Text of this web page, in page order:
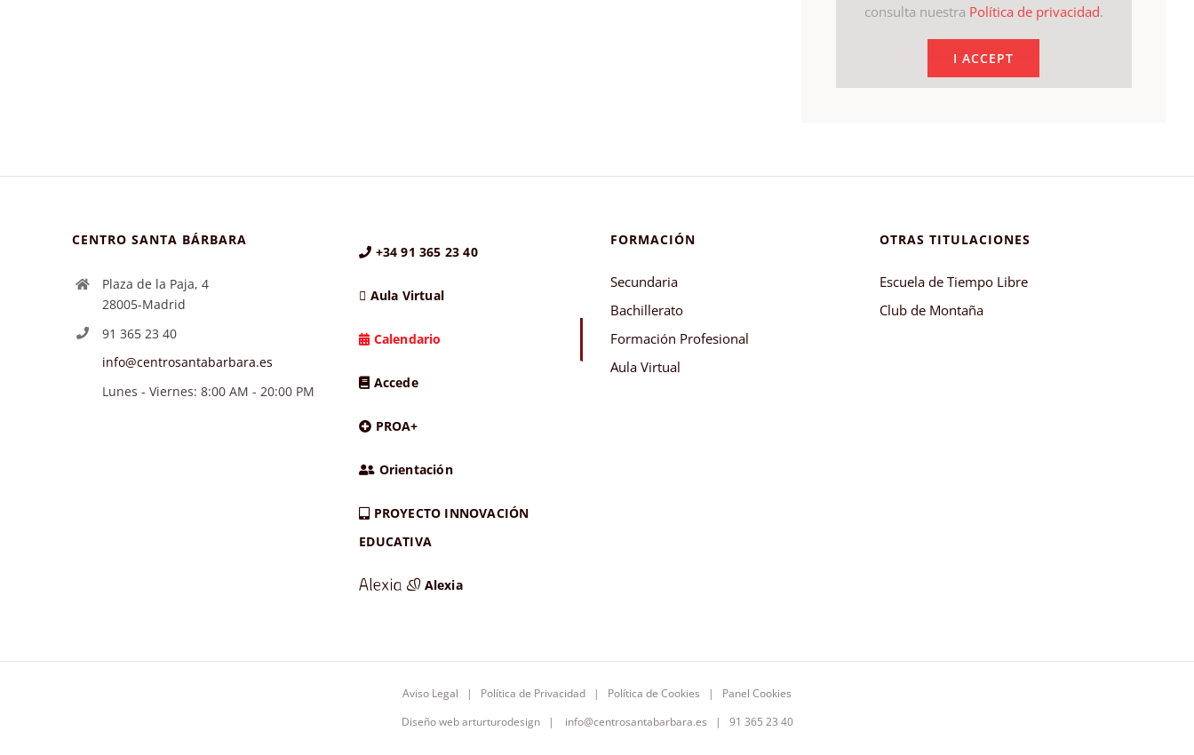
consulta nuestra Política de privacidad.
I ACCEPT
CENTRO SANTA BÁRBARA
Plaza de la Paja, 4
28005-Madrid
91 365 23 40
info@centrosantabarbara.es
Lunes - Viernes: 8:00 AM - 20:00 PM
+34 91 365 23 40
Aula Virtual
Calendario
Accede
PROA+
Orientación
PROYECTO INNOVACIÓN
EDUCATIVA
Alexia
FORMACIÓN
Secundaria
Bachillerato
Formación Profesional
Aula Virtual
OTRAS TITULACIONES
Escuela de Tiempo Libre
Club de Montaña
Aviso Legal | Política de Privacidad | Política de Cookies | Panel Cookies
Diseño webarturturodesign| info@centrosantabarbara.es | 91 365 23 40